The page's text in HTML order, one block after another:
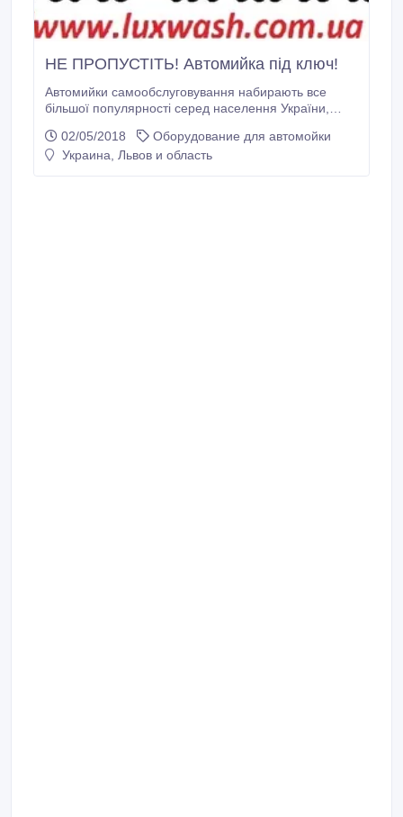
НЕ ПРОПУСТІТЬ! Автомийка під ключ!
Автомийки самообслуговування набирають все
більшої популярності серед населення України,
пропустіть! Лише на нашому сайті
“www.luxwash.com.ua” є можливість безкоштовно
02/05/2018
Оборудование для автомойки
Украина, Львов и область